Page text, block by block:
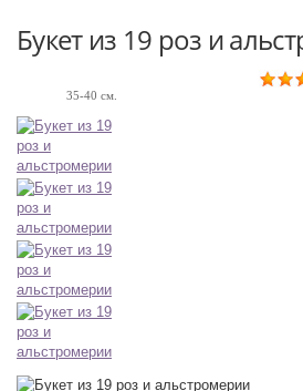
Букет из 19 роз и
35-40 см.